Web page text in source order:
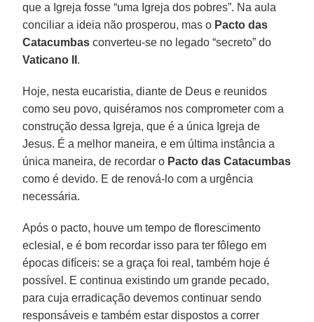
que a Igreja fosse “uma Igreja dos pobres”. Na aula
conciliar a ideia não prosperou, mas o Pacto das
Catacumbas converteu-se no legado “secreto” do
Vaticano II .
Hoje, nesta eucaristia, diante de Deus e reunidos
como seu povo, quiséramos nos comprometer com a
construção dessa Igreja, que é a única Igreja de
Jesus. É a melhor maneira, e em última instância a
única maneira, de recordar o Pacto das Catacumbas
como é devido. E de renová-lo com a urgência
necessária.
Após o pacto, houve um tempo de florescimento
eclesial, e é bom recordar isso para ter fôlego em
épocas difíceis: se a graça foi real, também hoje é
possível. E continua existindo um grande pecado,
para cuja erradicação devemos continuar sendo
responsáveis e também estar dispostos a correr